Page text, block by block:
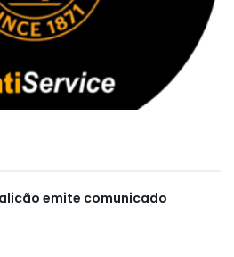
emite comunicado